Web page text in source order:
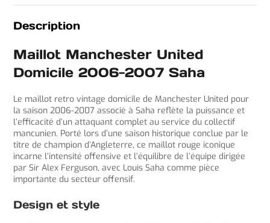
Description
Maillot Manchester United
Domicile 2006-2007 Saha
Le maillot retro vintage domicile de Manchester United pour
la saison 2006-2007 associé à Saha reflète la puissance et
l’efficacité d’un attaquant complet au service du collectif
mancunien. Porté lors d’une saison historique conclue par le
titre de champion d’Angleterre, ce maillot rouge iconique
incarne l’intensité offensive et l’équilibre de l’équipe dirigée
par Sir Alex Ferguson, avec Louis Saha comme pièce
importante du secteur offensif.
Design et style